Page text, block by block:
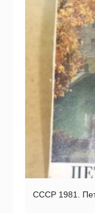
СССР 1981.